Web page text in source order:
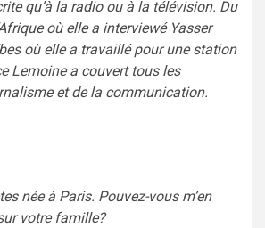
qu’à la radio ou à la télévision. Du
où elle a interviewé Yasser
où elle a travaillé pour une station
Lemoine a couvert tous les
et de la communication.
née à Paris. Pouvez-vous m’en
votre famille?